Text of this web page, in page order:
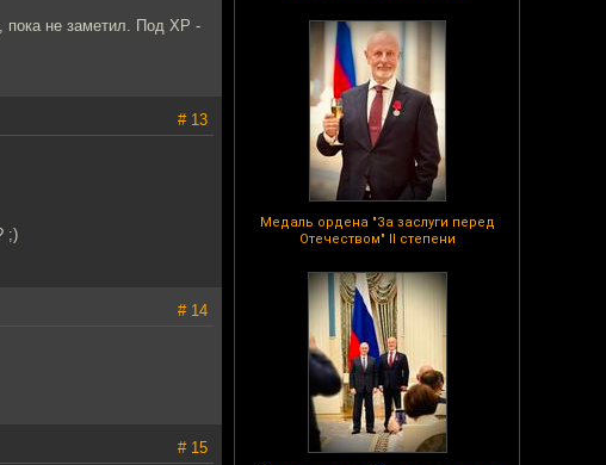
Медаль ордена "За заслуги перед
Отечеством" II степени
пока не заметил. Под ХР -
# 13
;)
# 14
# 15